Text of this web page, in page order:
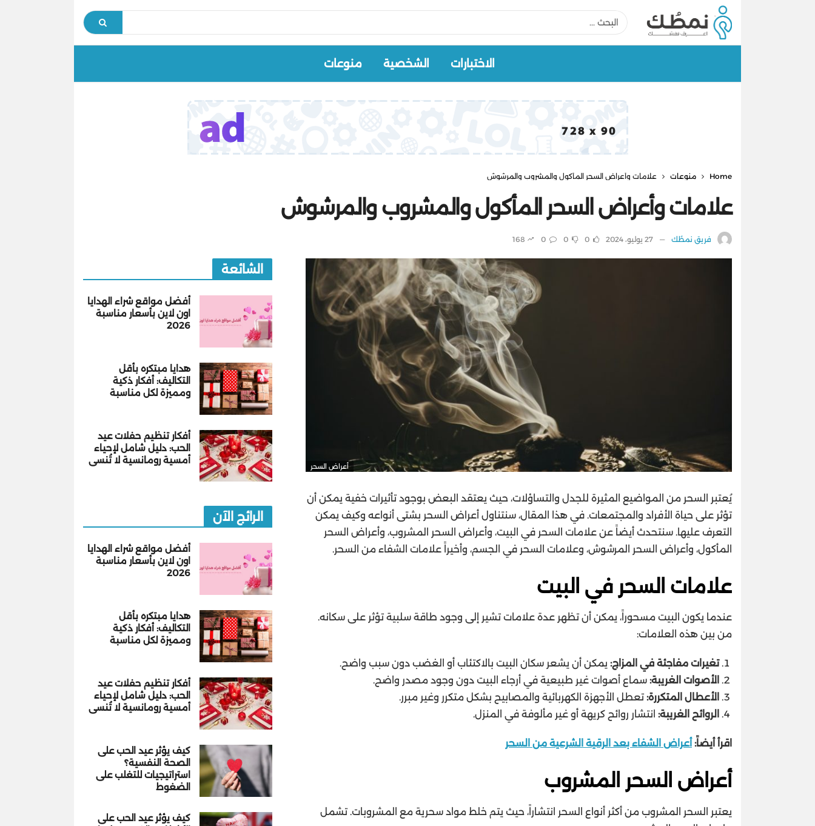
الاختبارات الشخصية منوعات
Home منوعات علامات وأعراض السحر المأكول والمشروب والمرشوش
علامات وأعراض السحر المأكول والمشروب والمرشوش
فريق نمطُك 27 يوليو، 2024 0
0
0
168
أعراض السحر
يُعتبر السحر من المواضيع المثيرة للجدل والتساؤلات، حيث يعتقد البعض بوجود تأثيرات خفية يمكن أن
تؤثر على حياة الأفراد والمجتمعات. في هذا المقال، سنتناول أعراض السحر بشتى أنواعه وكيف يمكن
التعرف عليها. سنتحدث أيضاً عن علامات السحر في البيت، وأعراض السحر المشروب، وأعراض السحر
المأكول، وأعراض السحر المرشوش، وعلامات السحر في الجسم، وأخيراً علامات الشفاء من السحر.
علامات السحر في البيت
عندما يكون البيت مسحوراً، يمكن أن تظهر عدة علامات تشير إلى وجود طاقة سلبية تؤثر على سكانه.
من بين هذه العلامات:
تغيرات مفاجئة في المزاج:يمكن أن يشعر سكان البيت بالاكتئاب أو الغضب دون سبب واضح.
الأصوات الغريبة:سماع أصوات غير طبيعية في أرجاء البيت دون وجود مصدر واضح.
الأعطال المتكررة:تعطل الأجهزة الكهربائية والمصابيح بشكل متكرر وغير مبرر.
الروائح الغريبة:انتشار روائح كريهة أو غير مألوفة في المنزل.
اقرأ أيضاً:أعراض الشفاء بعد الرقية الشرعية من السحر
أعراض السحر المشروب
يعتبر السحر المشروب من أكثر أنواع السحر انتشاراً، حيث يتم خلط مواد سحرية مع المشروبات. تشمل
الشائعة
أفضل مواقع شراء الهدايا
اون لاين بأسعار مناسبة
2026
هدايا مبتكره بأقل
التكاليف: أفكار ذكية
ومميزة لكل مناسبة
أفكار تنظيم حفلات عيد
الحب: دليل شامل لإحياء
أمسية رومانسية لا تُنسى
الرائج الآن
أفضل مواقع شراء الهدايا
اون لاين بأسعار مناسبة
2026
هدايا مبتكره بأقل
التكاليف: أفكار ذكية
ومميزة لكل مناسبة
أفكار تنظيم حفلات عيد
الحب: دليل شامل لإحياء
أمسية رومانسية لا تُنسى
كيف يؤثر عيد الحب على
الصحة النفسية؟
استراتيجيات للتغلب على
الضغوط
كيف يؤثر عيد الحب على